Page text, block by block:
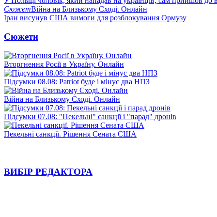
СюжетВійна на Близькому Сході. Онлайн
Іран висунув США вимоги для розблокування Ормузу
Сюжети
Вторгнення Росії в Україну. Онлайн
Підсумки 08.08: Patriot буде і мінус два НПЗ
Війна на Близькому Сході. Онлайн
Підсумки 07.08: "Пекельні" санкції і "парад" дронів
Пекельні санкції. Рішення Сената США
ВИБІР РЕДАКТОРА